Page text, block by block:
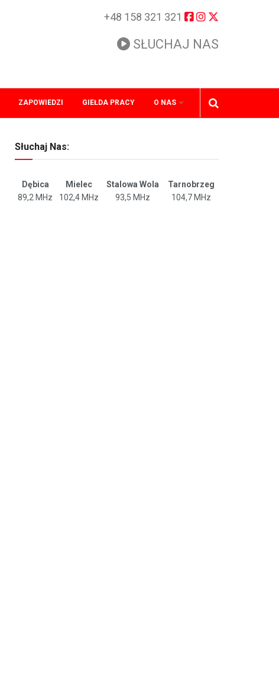
+48 158 321 321
SŁUCHAJ NAS
ZAPOWIEDZI GIEŁDA PRACY O NAS
Słuchaj Nas:
Dębica Mielec Stalowa Wola
Tarnobrzeg
89,2 MHz
102,4 MHz 93,5 MHz 104,7 MHz